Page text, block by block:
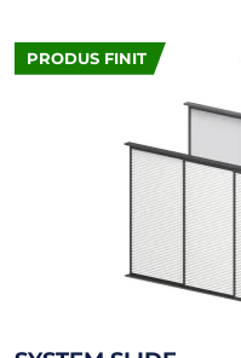
PRODUS FINIT